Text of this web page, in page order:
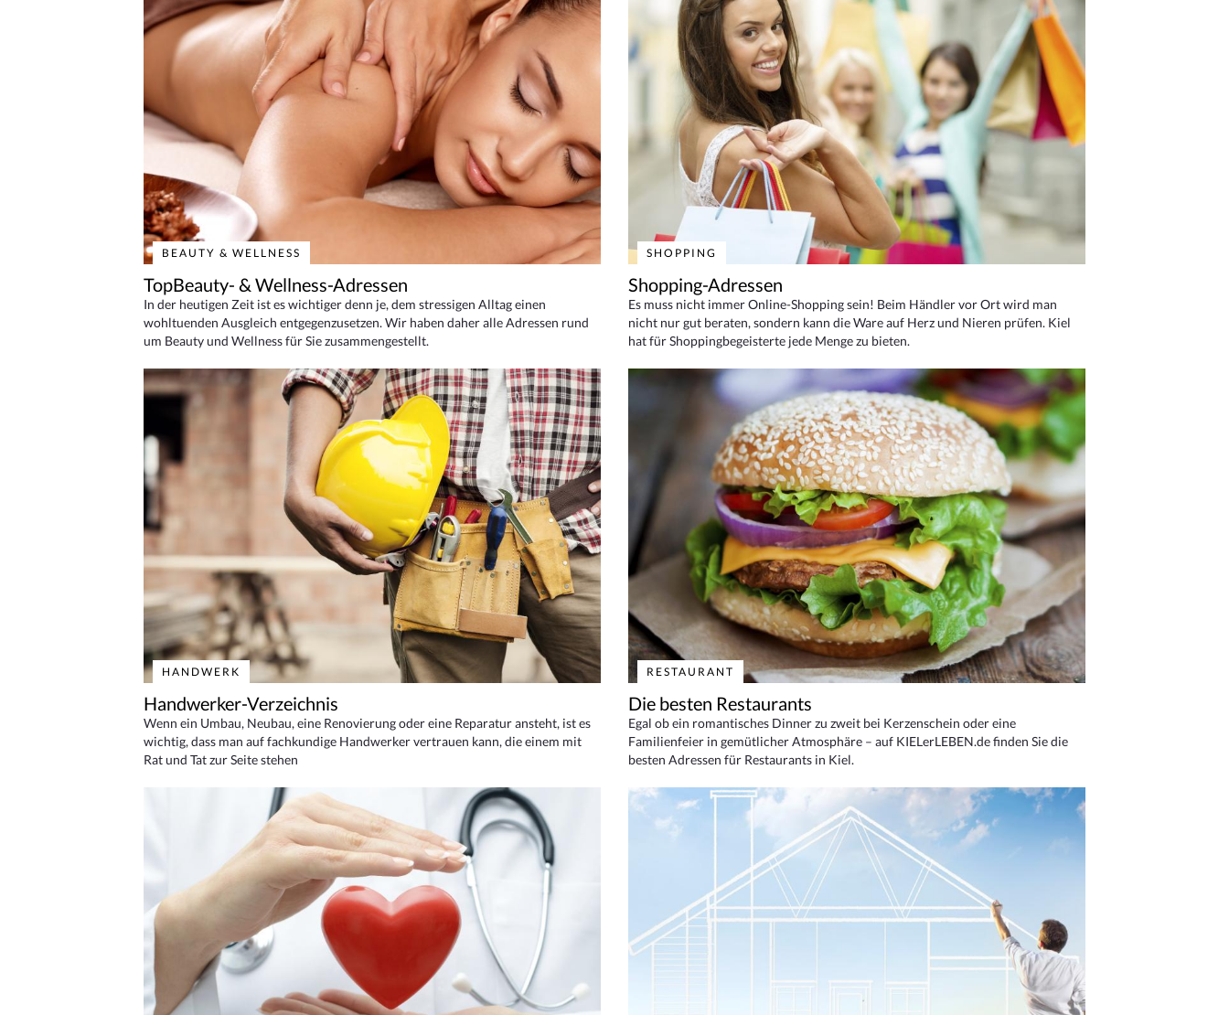
BEAUTY & WELLNESS
TopBeauty- & Wellness-Adressen
In der heutigen Zeit ist es wichtiger denn je, dem stressigen Alltag einen
wohltuenden Ausgleich entgegenzusetzen. Wir haben daher alle Adressen rund
um Beauty und Wellness für Sie zusammengestellt.
SHOPPING
Shopping-Adressen
Es muss nicht immer Online-Shopping sein! Beim Händler vor Ort wird man
nicht nur gut beraten, sondern kann die Ware auf Herz und Nieren prüfen. Kiel
hat für Shoppingbegeisterte jede Menge zu bieten.
HANDWERK
Handwerker-Verzeichnis
Wenn ein Umbau, Neubau, eine Renovierung oder eine Reparatur ansteht, ist es
wichtig, dass man auf fachkundige Handwerker vertrauen kann, die einem mit
Rat und Tat zur Seite stehen
RESTAURANT
Die besten Restaurants
Egal ob ein romantisches Dinner zu zweit bei Kerzenschein oder eine
Familienfeier in gemütlicher Atmosphäre – auf KIELerLEBEN.de finden Sie die
besten Adressen für Restaurants in Kiel.